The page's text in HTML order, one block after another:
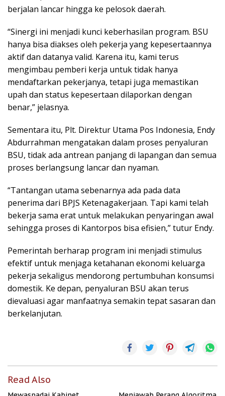
berjalan lancar hingga ke pelosok daerah.
“Sinergi ini menjadi kunci keberhasilan program. BSU
hanya bisa diakses oleh pekerja yang kepesertaannya
aktif dan datanya valid. Karena itu, kami terus
mengimbau pemberi kerja untuk tidak hanya
mendaftarkan pekerjanya, tetapi juga memastikan
upah dan status kepesertaan dilaporkan dengan
benar,” jelasnya.
Sementara itu, Plt. Direktur Utama Pos Indonesia, Endy
Abdurrahman mengatakan dalam proses penyaluran
BSU, tidak ada antrean panjang di lapangan dan semua
proses berlangsung lancar dan nyaman.
“Tantangan utama sebenarnya ada pada data
penerima dari BPJS Ketenagakerjaan. Tapi kami telah
bekerja sama erat untuk melakukan penyaringan awal
sehingga proses di Kantorpos bisa efisien,” tutur Endy.
Pemerintah berharap program ini menjadi stimulus
efektif untuk menjaga ketahanan ekonomi keluarga
pekerja sekaligus mendorong pertumbuhan konsumsi
domestik. Ke depan, penyaluran BSU akan terus
dievaluasi agar manfaatnya semakin tepat sasaran dan
berkelanjutan.
Read Also